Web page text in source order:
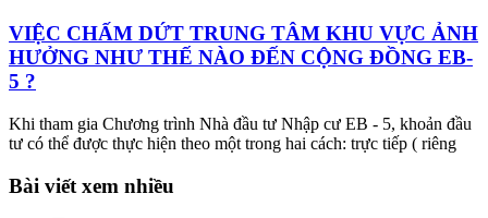
VIỆC CHẤM DỨT TRUNG TÂM KHU VỰC ẢNH
HƯỞNG NHƯ THẾ NÀO ĐẾN CỘNG ĐỒNG EB-
5 ?
Khi tham gia Chương trình Nhà đầu tư Nhập cư EB - 5, khoản đầu
tư có thể được thực hiện theo một trong hai cách: trực tiếp ( riêng
Bài viết xem nhiều